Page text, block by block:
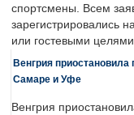
спортсмены. Всем
зарегистрировались
или гостевыми
Венгрия
Самаре и Уфе
Венгрия